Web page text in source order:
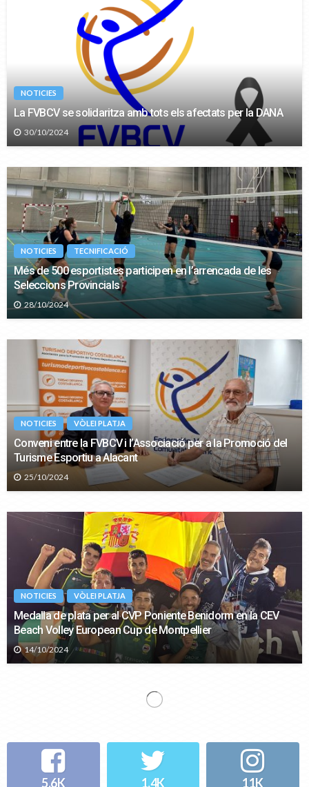
NOTICIES
La FVBCV se solidaritza amb tots els afectats per la DANA
30/10/2024
NOTICIES TECNIFICACIÓ
Més de 500 esportistes participen en l’arrencada de les
Seleccions Provincials
28/10/2024
NOTICIES VÒLEI PLATJA
Conveni entre la FVBCV i l’Associació per a la Promoció del
Turisme Esportiu a Alacant
25/10/2024
NOTICIES VÒLEI PLATJA
Medalla de plata per al CVP Poniente Benidorm en la CEV
Beach Volley European Cup de Montpellier
14/10/2024
NOTICIES